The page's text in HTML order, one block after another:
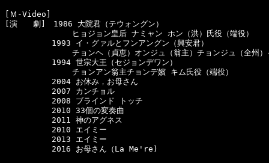
[Ｍ-Video]
[演　　劇]　1986 大院君（テウォングン）
ヒョジョン皇后 ナミャン ホン（洪）氏役（端役）
1993 イ・グァルとフンアングン（興安君）
チョンヘ（貞恵）オンジュ（翁主）チョンジュ（全州）イ
1994 世宗大王（セジョンデワン）
チョンアン翁主チョンデ嬪 キム氏役（端役）
2004 お休み，お母さん
2007 カンチョル
2008 ブラインド トッチ
2010 33個の変奏曲
2011 神のアグネス
2010 エイミー
2013 エイミー
2016 お母さん（La Me're)